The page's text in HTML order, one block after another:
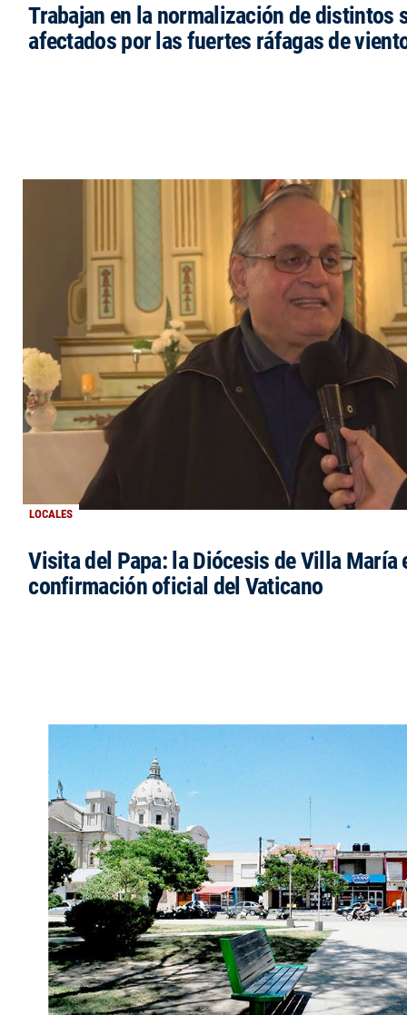
Trabajan en la normalización de distintos
afectados por las fuertes ráfagas de
LOCALES
Visita del Papa: la Diócesis de Villa María
confirmación oficial del Vaticano